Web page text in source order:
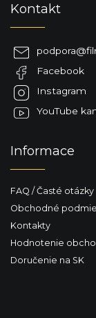
Kontakt
podpora@
Facebook
Instagram
YouTube
Informace
FAQ / Časté otázky
Obchodné
Kontakty
Hodnotenie
Doručenie na SK